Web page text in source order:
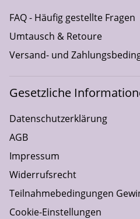
FAQ - Häufig gestellte Fragen
Umtausch & Retoure
Versand- und
Gesetzliche
Datenschutzerklärung
AGB
Impressum
Widerrufsrecht
Teilnahmebedingungen
Cookie-Einstellungen